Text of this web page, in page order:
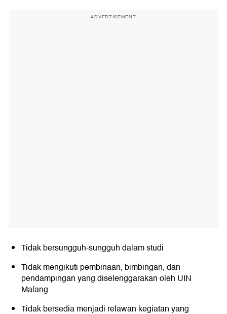
ADVERTISEMENT
Tidak bersungguh-sungguh dalam studi
Tidak mengikuti pembinaan, bimbingan, dan
pendampingan yang diselenggarakan oleh UIN
Malang
Tidak bersedia menjadi relawan kegiatan yang